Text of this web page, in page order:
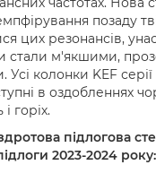
позаду
цих резонансів,
стали м'якшими,
Усі колонки KEF
в оздобленнях
горіх.
підлогова
2023-2024